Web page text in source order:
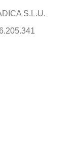
S.L.U.